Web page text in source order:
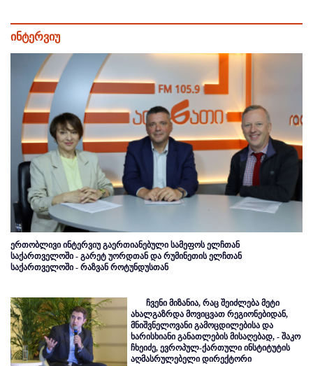
ინტერვიუ
ერთობლივი ინტერვიუ გაერთიანებული სამეფოს ელჩთან
საქართველოში - გარეტ უორდთან და რუმინეთის ელჩთან
საქართველოში - რაზვან როტუნდუსთან
ჩვენი მიზანია, რაც შეიძლება მეტი
ახალგაზრდა მოვიცვათ რეგიონებიდან,
მნიშვნელოვანი გამოცდილებისა და
ხარისხიანი განათლების მისაღებად, - შაკო
ჩხეიძე, ევროპულ-ქართული ინსტიტუტის
აღმასრულებელი დირექტორი